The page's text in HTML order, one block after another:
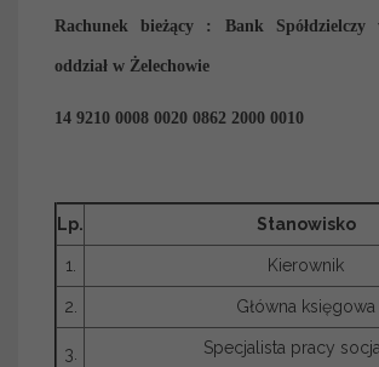
Rachunek bieżący : Bank Spółdzielczy
oddział w Żelechowie
14 9210 0008 0020 0862 2000 0010
Lp. Stanowisko
1. Kierownik
2. Główna księgowa
3. Specjalista pracy